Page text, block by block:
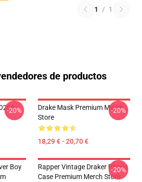
1 / 1
de productos
-20%
Drake Mask Premium Merch
Store
18,29 € - 20,70 €
-20%
Boy
Rapper Vintage Draker Phone
Case Premium Merch Store
-20%